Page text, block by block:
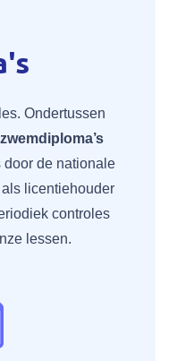
Ondertussen
de nationale
licentiehouder
controles
lessen.